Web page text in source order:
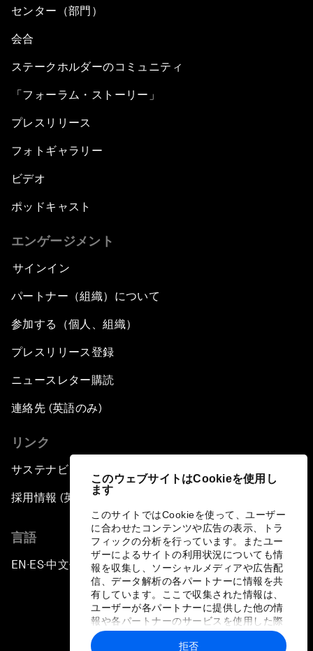
このウェブサイトはCookieを使用し
ます
このサイトではCookieを使って、ユーザー
に合わせたコンテンツや広告の表示、トラ
フィックの分析を行っています。またユー
ザーによるサイトの利用状況についても情
報を収集し、ソーシャルメディアや広告配
信、データ解析の各パートナーに情報を共
有しています。ここで収集された情報は、
ユーザーが各パートナーに提供した他の情
報や各パートナーのサービスを使用した際
に収集された情報と組み合わされ、各パー
トナーによって使用されることがありま
拒否
センター（部門）
会合
ステークホルダーのコミュニティ
「フォーラム・ストーリー」
プレスリリース
フォトギャラリー
ビデオ
ポッドキャスト
エンゲージメント
サインイン
パートナー（組織）について
参加する（個人、組織）
プレスリリース登録
ニュースレター購読
連絡先 (英語のみ)
リンク
サステナビリティへの取り組み
採用情報 (英語のみ)
言語
EN ▪ES▪中文▪ 日本語